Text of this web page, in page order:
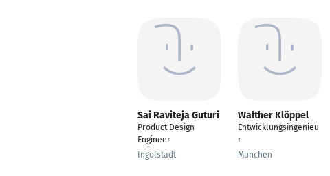
Sai Raviteja Guturi
Product Design
Engineer
Ingolstadt
Walther Klöppel
Entwicklungsingenieu
r
München